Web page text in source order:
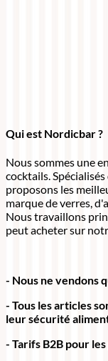
Qui est Nordicbar ?
Nous sommes une
cocktails.
proposons les
marque de verres,
Nous travaillons
peut acheter sur
- Nous ne vendons
- Tous les articles
leur sécurité
- Tarifs B2B pour